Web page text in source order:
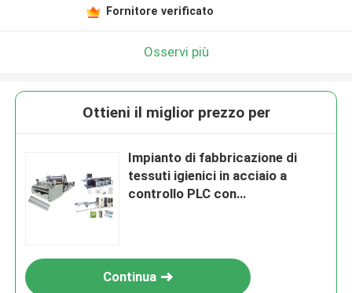
Fornitore verificato
Osservi più
Ottieni il miglior prezzo per
Impianto di fabbricazione di
tessuti igienici in acciaio a
controllo PLC con
Continua